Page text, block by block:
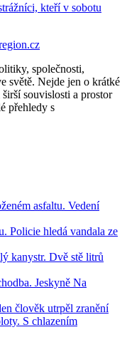
kteří v sobotu
společnosti,
světě. Nejde jen o krátké
souvislosti a prostor
přehledy s
asfaltu. Vedení
Policie hledá vandala ze
kanystr. Dvě stě litrů
Jeskyně Na
člověk utrpěl zranění
S chlazením